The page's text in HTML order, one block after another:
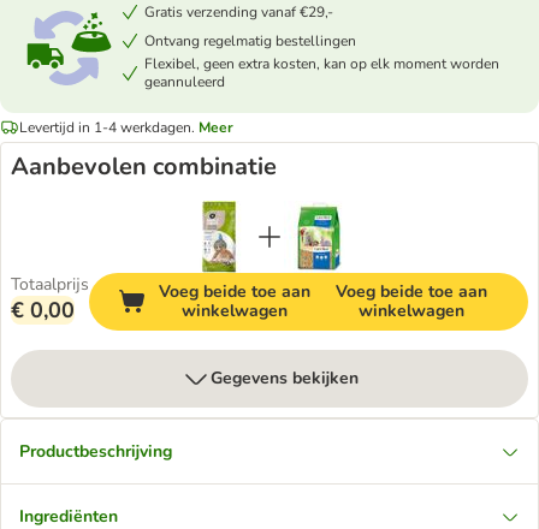
Gratis verzending vanaf €29,-
Ontvang regelmatig bestellingen
Flexibel, geen extra kosten, kan op elk moment worden
geannuleerd
Levertijd in 1-4 werkdagen. Meer
Aanbevolen combinatie
Totaalprijs
€ 0,00
Voeg beide toe aan
winkelwagen
Voeg beide toe aan
winkelwagen
Gegevens bekijken
Productbeschrijving
Ingrediënten